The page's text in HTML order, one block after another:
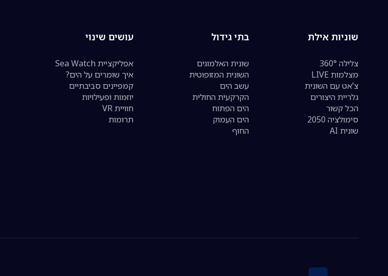
שוניות אילת
צלילה 360°
מצלמות LIVE
צ'אט עם השונית
גלריית היצורים
הכל קשור
סימולציה 2050
שונית AI
בתי גידול
שונית האלמוגים
השונית המזופוטית
עשב הים
הקרקעית החולית
הים הפתוח
הים העמוק
החוף
עושים שינוי
אפליקציית Sea Watch
איך שומרים על הים?
קמפיינים סביבתיים
יוזמות ופעילויות
חוויית VR
תרומות